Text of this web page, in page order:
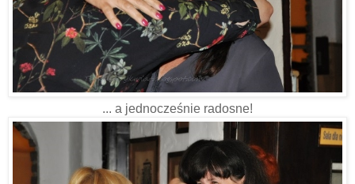
... a jednocześnie radosne!